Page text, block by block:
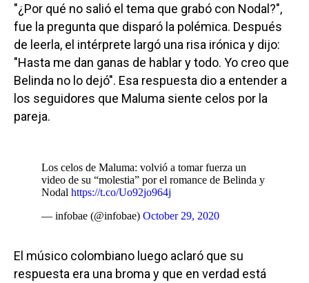
"¿Por qué no salió el tema que grabó con Nodal?",
fue la pregunta que disparó la polémica. Después
de leerla, el intérprete largó una risa irónica y dijo:
"Hasta me dan ganas de hablar y todo. Yo creo que
Belinda no lo dejó". Esa respuesta dio a entender a
los seguidores que Maluma siente celos por la
pareja.
Los celos de Maluma: volvió a tomar fuerza un
video de su “molestia” por el romance de Belinda y
Nodal https://t.co/Uo92jo964j
— infobae (@infobae) October 29, 2020
El músico colombiano luego aclaró que su
respuesta era una broma y que en verdad está